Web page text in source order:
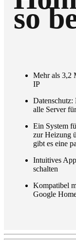
so
Mehr als 3,2
IP
alle Server
Ein System
zur Heizung
gibt es eine
Intuitives
schalten
Kompatibel
Google